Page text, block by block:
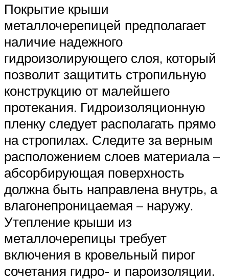
Покрытие крыши
металлочерепицей предполагает
наличие надежного
гидроизолирующего слоя, который
позволит защитить стропильную
конструкцию от малейшего
протекания. Гидроизоляционную
пленку следует располагать прямо
на стропилах. Следите за верным
расположением слоев материала –
абсорбирующая поверхность
должна быть направлена внутрь, а
влагонепроницаемая – наружу.
Утепление крыши из
металлочерепицы требует
включения в кровельный пирог
сочетания гидро- и пароизоляции.